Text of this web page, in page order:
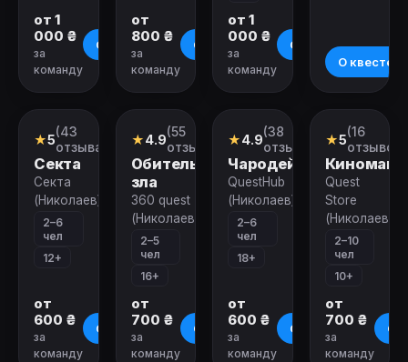
от 1
000 ₴
за
команду
О квесте
от
800 ₴
за
команду
О квесте
от 1
000 ₴
за
команду
О квесте
О квесте
Квест
★5(43
отзыва)
Секта
Секта
(Николаев)
2–6
чел
12+
от
600 ₴
за
команду
О квесте
Перформанс
★4.9(55
отзывов)
Обитель
зла
360 quest
(Николаев)
2–5
чел
16+
от
700 ₴
за
команду
О квесте
Квест
★4.9(38
отзывов)
Чародей
QuestHub
(Николаев)
2–6
чел
18+
от
600 ₴
за
команду
О квесте
Квест
★5(16
отзывов)
Киноман
Quest
Store
(Николаев)
2–10
чел
10+
от
700 ₴
за
команду
О